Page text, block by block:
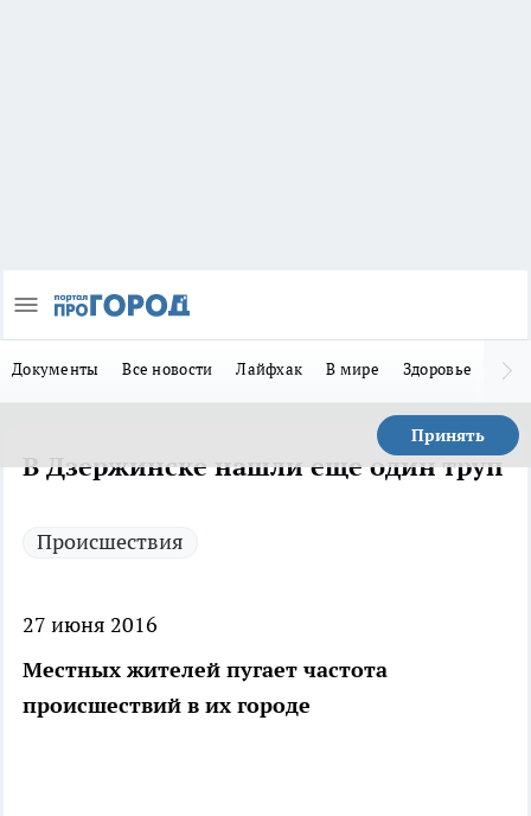
Документы Все новости Лайфхак В мире Здоровье
Принять
В Дзержинске нашли еще один труп
Происшествия
27 июня 2016
Местных жителей пугает частота
происшествий в их городе